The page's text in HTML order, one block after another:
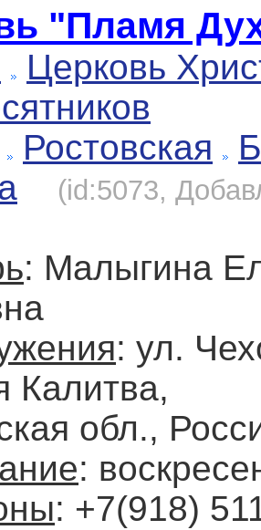
"Пламя
Церковь
Ростовская
(id:5073,
: Малыгина
: ул.
Калитва,
обл.,
:
: +7(918)